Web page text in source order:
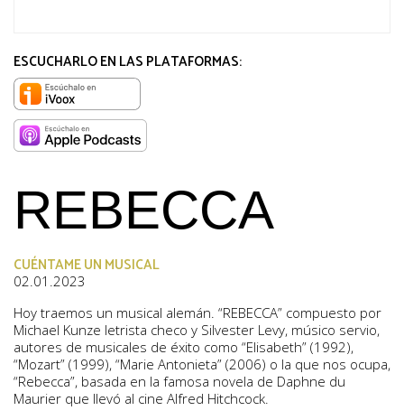
ESCUCHARLO EN LAS PLATAFORMAS:
REBECCA
CUÉNTAME UN MUSICAL
02.01.2023
Hoy traemos un musical alemán. “REBECCA” compuesto por
Michael Kunze letrista checo y Silvester Levy, músico servio,
autores de musicales de éxito como “Elisabeth” (1992),
“Mozart” (1999), “Marie Antonieta” (2006) o la que nos ocupa,
“Rebecca”, basada en la famosa novela de Daphne du
Maurier que llevó al cine Alfred Hitchcock.